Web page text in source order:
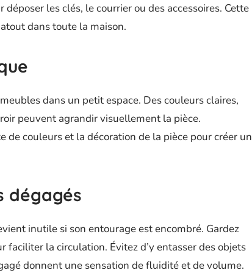
les clés, le courrier ou des accessoires. Cette
dans toute la maison.
dans un petit espace. Des couleurs claires,
peuvent agrandir visuellement la pièce.
de couleurs et la décoration de la pièce pour créer un
dégagés
inutile si son entourage est encombré. Gardez
faciliter la circulation. Évitez d’y entasser des objets
donnent une sensation de fluidité et de volume.